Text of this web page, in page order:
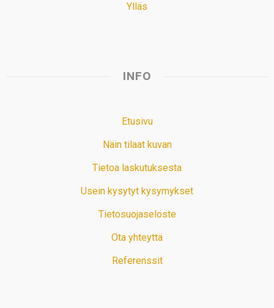
Ylläs
INFO
Etusivu
Näin tilaat kuvan
Tietoa laskutuksesta
Usein kysytyt kysymykset
Tietosuojaseloste
Ota yhteyttä
Referenssit